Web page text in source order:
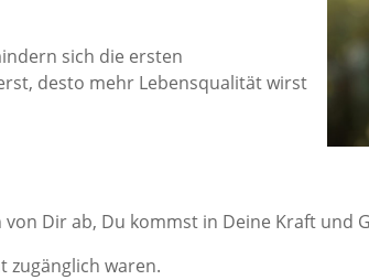
sich die ersten
desto mehr Lebensqualität wirst
von Dir ab, Du kommst in Deine Kraft und
zugänglich waren.